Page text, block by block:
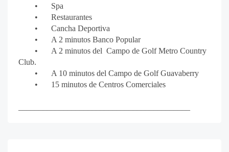
•
Spa
•
Restaurantes
•
Cancha Deportiva
•
A 2 minutos Banco Popular
•
A 2 minutos del Campo de Golf Metro Country
Club.
•
A 10 minutos del Campo de Golf Guavaberry
•
15 minutos de Centros Comerciales